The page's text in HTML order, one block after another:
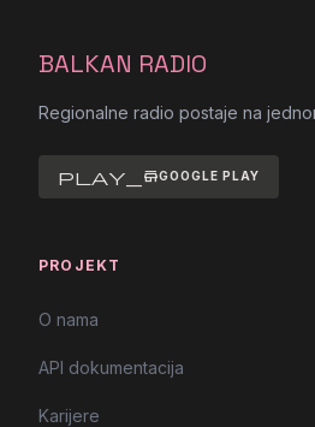
BALKAN RADIO
Regionalne radio postaje na
play_storeGOOGLE PLAY
PROJEKT
O nama
API dokumentacija
Karijere